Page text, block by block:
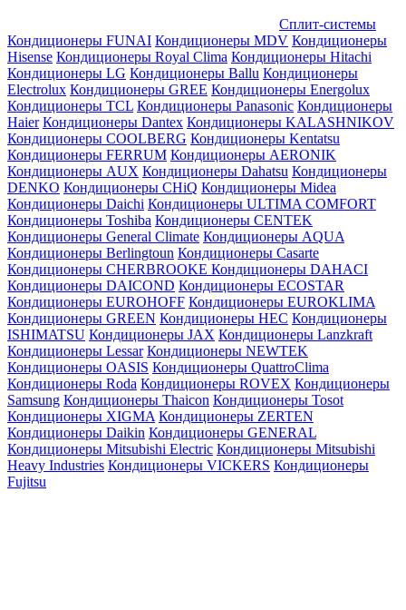
Сплит-системы
Кондиционеры FUNAI Кондиционеры MDV Кондиционеры
Hisense Кондиционеры Royal Clima Кондиционеры Hitachi
Кондиционеры LG Кондиционеры Ballu Кондиционеры
Electrolux Кондиционеры GREE Кондиционеры Energolux
Кондиционеры TCL Кондиционеры Panasonic Кондиционеры
Haier Кондиционеры Dantex Кондиционеры KALASHNIKOV
Кондиционеры СOOLBERG Кондиционеры Kentatsu
Кондиционеры FERRUM Кондиционеры AERONIK
Кондиционеры AUX Кондиционеры Dahatsu Кондиционеры
DENKO Кондиционеры CHiQ Кондиционеры Midea
Кондиционеры Daichi Кондиционеры ULTIMA COMFORT
Кондиционеры Toshiba Кондиционеры CENTEK
Кондиционеры General Climate Кондиционеры AQUA
Кондиционеры Berlingtoun Кондиционеры Casarte
Кондиционеры CHERBROOKE Кондиционеры DAHACI
Кондиционеры DAICOND Кондиционеры ECOSTAR
Кондиционеры EUROHOFF Кондиционеры EUROKLIMA
Кондиционеры GREEN Кондиционеры HEC Кондиционеры
ISHIMATSU Кондиционеры JAX Кондиционеры Lanzkraft
Кондиционеры Lessar Кондиционеры NEWTEK
Кондиционеры OASIS Кондиционеры QuattroClima
Кондиционеры Roda Кондиционеры ROVEX Кондиционеры
Samsung Кондиционеры Thaicon Кондиционеры Tosot
Кондиционеры XIGMA Кондиционеры ZERTEN
Кондиционеры Daikin Кондиционеры GENERAL
Кондиционеры Mitsubishi Electric Кондиционеры Mitsubishi
Heavy Industries Кондиционеры VICKERS Кондиционеры
Fujitsu